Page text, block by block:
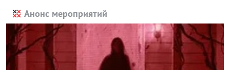
Анонс мероприятий